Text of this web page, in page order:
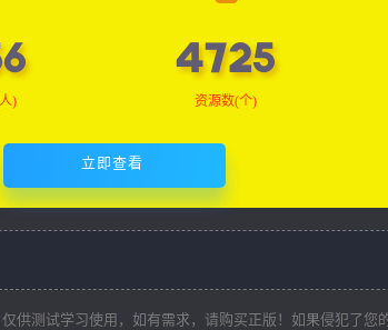
)
4756
资源数(个)
立即查看
供测试学习使用，如有需求，请购买正版！如果侵犯了您